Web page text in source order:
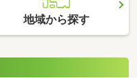
地域から探す